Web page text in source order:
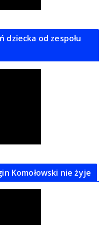
dziecka od zespołu
Komołowski nie żyje